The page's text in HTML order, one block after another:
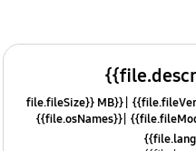
{{file.fileSize}} MB
{{file.osNames}}